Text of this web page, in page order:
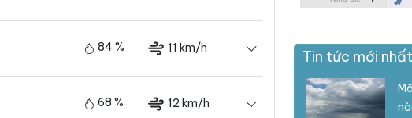
84 % 11 km/h
68 % 12 km/h
Tin tức mới nhất